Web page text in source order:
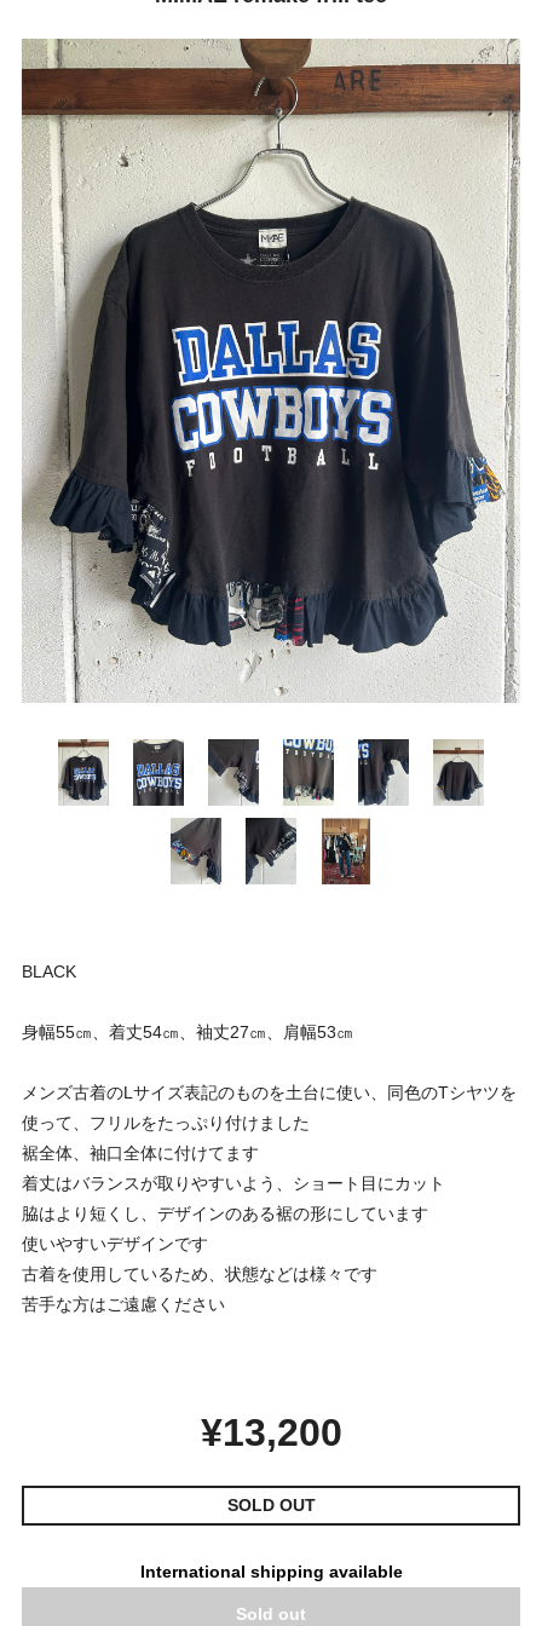
BLACK
身幅55㎝、着丈54㎝、袖丈27㎝、肩幅53㎝
メンズ古着のLサイズ表記のものを土台に使い、同色のTシヤツを
使って、フリルをたっぷり付けました
裾全体、袖口全体に付けてます
着丈はバランスが取りやすいよう、ショート目にカット
脇はより短くし、デザインのある裾の形にしています
使いやすいデザインです
古着を使用しているため、状態などは様々です
苦手な方はご遠慮ください
¥13,200
SOLD OUT
International shipping available
Sold out